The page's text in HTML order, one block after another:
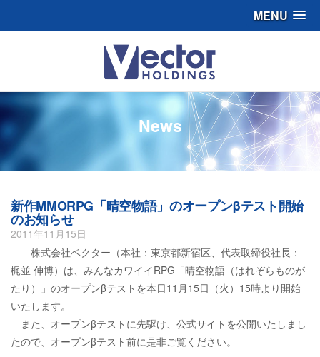
MENU
News
新作MMORPG「晴空物語」のオープンβテスト開始
のお知らせ
2011年11月15日
株式会社ベクター（本社：東京都新宿区、代表取締役社長：
梶並 伸博）は、みんなカワイイRPG「晴空物語（はれぞらものが
たり）」のオープンβテストを本日11月15日（火）15時より開始
いたします。
また、オープンβテストに先駆け、公式サイトを公開いたしまし
たので、オープンβテスト前に是非ご覧ください。